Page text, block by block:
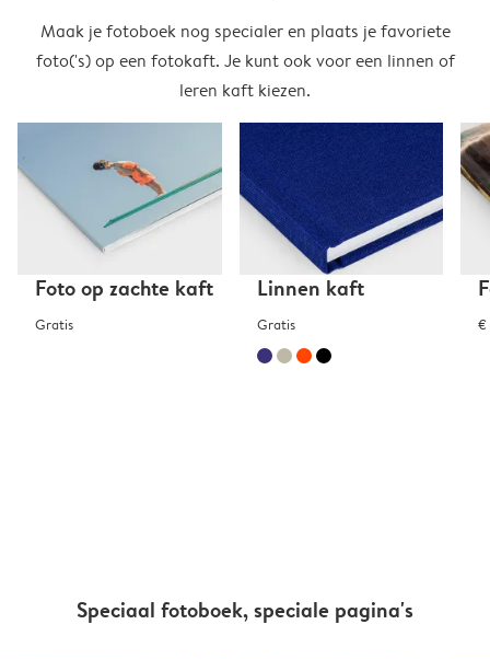
Maak je fotoboek nog specialer en plaats je favoriete
foto('s) op een fotokaft. Je kunt ook voor een linnen of
leren kaft kiezen.
Foto op zachte kaft
Gratis
Linnen kaft
Gratis €
Speciaal fotoboek, speciale pagina's